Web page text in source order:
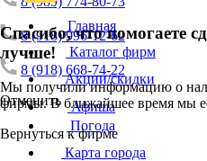
8 (918) 996-12-62
8 (918) 668-74-22
Отменить
Спасибо, что помогаете
лучше!
Мы получили информацию о
фирмы. В ближайшее время мы
Вернуться к фирме
Главная
Каталог фирм
Акции/скидки
Афиша
Погода
Карта города